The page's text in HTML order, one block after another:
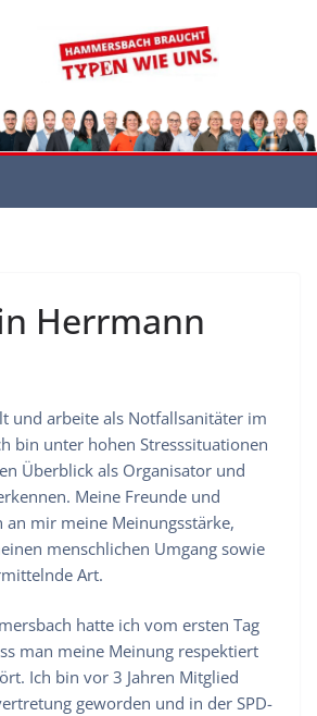
Herrmann
und arbeite als Notfallsanitäter im
bin unter hohen Stresssituationen
Überblick als Organisator und
Meine Freunde und
an mir meine Meinungsstärke,
menschlichen Umgang sowie
Art.
hatte ich vom ersten Tag
man meine Meinung respektiert
Ich bin vor 3 Jahren Mitglied
geworden und in der SPD-